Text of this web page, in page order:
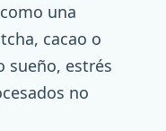
una
cacao o
sueño, estrés
no